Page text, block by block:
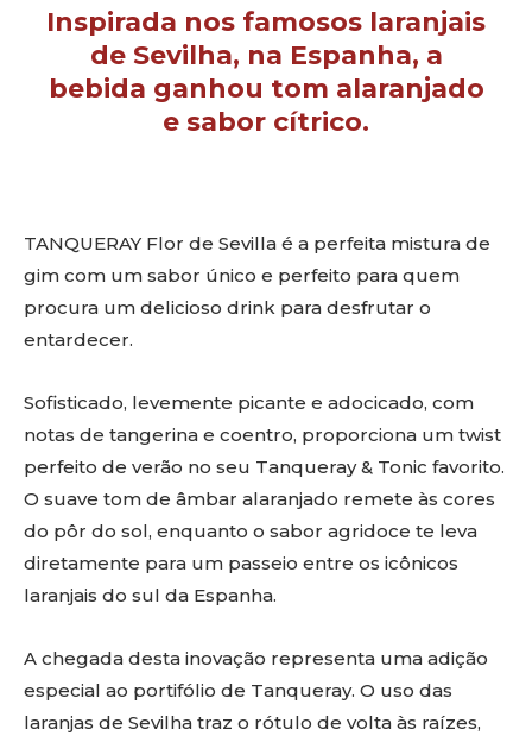
Inspirada nos famosos laranjais
de Sevilha, na Espanha, a
bebida ganhou tom alaranjado
e sabor cítrico.
TANQUERAY Flor de Sevilla é a perfeita mistura de
gim com um sabor único e perfeito para quem
procura um delicioso drink para desfrutar o
entardecer.
Sofisticado, levemente picante e adocicado, com
notas de tangerina e coentro, proporciona um twist
perfeito de verão no seu Tanqueray & Tonic favorito.
O suave tom de âmbar alaranjado remete às cores
do pôr do sol, enquanto o sabor agridoce te leva
diretamente para um passeio entre os icônicos
laranjais do sul da Espanha.
A chegada desta inovação representa uma adição
especial ao portifólio de Tanqueray. O uso das
laranjas de Sevilha traz o rótulo de volta às raízes,